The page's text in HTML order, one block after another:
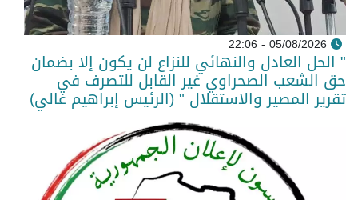
05/08/2026 - 22:06
" الحل العادل والنهائي للنزاع لن يكون إلا بضمان
حق الشعب الصحراوي غير القابل للتصرف في
تقرير المصير والاستقلال " (الرئيس إبراهيم غالي)